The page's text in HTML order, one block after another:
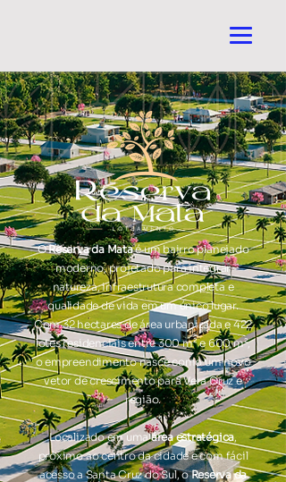
OReserva da Mataé um bairro planejado
moderno, projetado para integrar
natureza, infraestrutura completa e
qualidade de vida em um único lugar.
Com 32 hectares de área urbanizada e 422
lotes residenciais entre 300 m² e 600 m²,
o empreendimento nasce como um novo
vetor de crescimento para Vera Cruz e
região.
Localizado em umaárea estratégica,
próximo ao centro da cidade e com fácil
acesso a Santa Cruz do Sul, oReserva da